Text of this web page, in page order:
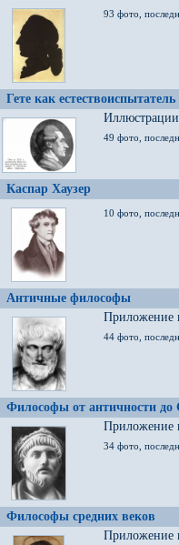
93 фото,
Гете как естествоиспытатель
49 фото,
Каспар Хаузер
10 фото,
Античные философы
Приложение
44 фото,
Философы от античности до
Приложение
34 фото,
Философы средних веков
Приложение